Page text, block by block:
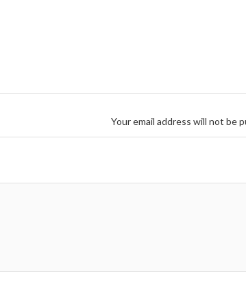
Your email address will not be